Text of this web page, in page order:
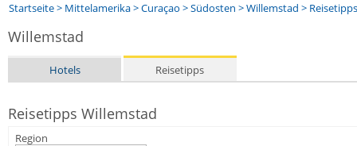
Startseite> Mittelamerika>Curaçao >Südosten >Willemstad > Reisetipps
Willemstad
Hotels Reisetipps
Reisetipps Willemstad
Region